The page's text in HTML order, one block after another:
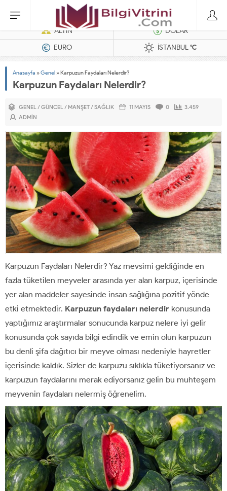
Dizel Jeneratörler
ALTIN
DOLAR
EURO
İSTANBUL°C
Anasayfa »Genel »Karpuzun Faydaları Nelerdir?
Karpuzun Faydaları Nelerdir?
GENEL/GÜNCEL/ MANŞET/SAĞLIK 11 MAYIS 0
3.459
ADMIN
Karpuzun Faydaları Nelerdir? Yaz mevsimi geldiğinde en
fazla tüketilen meyveler arasında yer alan karpuz, içerisinde
yer alan maddeler sayesinde insan sağlığına pozitif yönde
etki etmektedir. Karpuzun faydaları nelerdir konusunda
yaptığımız araştırmalar sonucunda karpuz nelere iyi gelir
konusunda çok sayıda bilgi edindik ve emin olun karpuzun
bu denli şifa dağıtıcı bir meyve olması nedeniyle hayretler
içerisinde kaldık. Sizler de karpuzu sıklıkla tüketiyorsanız ve
karpuzun faydalarını merak ediyorsanız gelin bu muhteşem
meyvenin faydaları nelermiş öğrenelim.